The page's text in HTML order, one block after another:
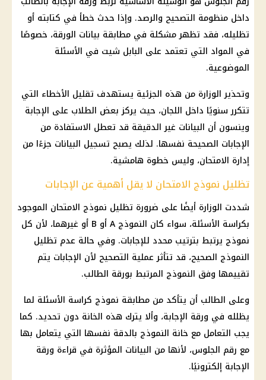
داخل منظومة التصحيح والرصد. وإذا حدث خطأ في كتابته أو
تظليله، فقد تظهر مشكلة في مطابقة بيانات الورقة، خصوصًا
في المواد التي تعتمد على البابل شيت في الأسئلة
الموضوعية.
وتحذير الوزارة من هذه الجزئية يستهدف تقليل الأخطاء التي
تتكرر سنويًا داخل اللجان، حيث يركز بعض الطلاب على الإجابة
وينسون أن البيانات غير الدقيقة قد تعطل الاستفادة من
الإجابات الصحيحة نفسها. لذلك يصبح تسجيل البيانات جزءًا من
إدارة الامتحان، وليس خطوة هامشية.
تظليل نموذج الامتحان لا يقل أهمية عن الإجابات
شددت الوزارة أيضًا على ضرورة تظليل نموذج الامتحان الموجود
بكراسة الأسئلة، سواء كان النموذج A أو B أو غيرهما، لأن كل
نموذج يرتبط بترتيب محدد للإجابات. وفي حالة عدم تظليل
النموذج الصحيح، قد تتأثر عملية التصحيح لأن الإجابات يتم
تقييمها وفق النموذج المرتبط بورقة الطالب.
وعلى الطالب أن يتأكد من مطابقة نموذج كراسة الأسئلة لما
يظلله في ورقة الإجابة، وألا يترك هذه الخانة دون تحديد. كما
يجب التعامل مع خانة النموذج بالدقة نفسها التي يتعامل بها
مع رقم الجلوس، لأنها من البيانات المؤثرة في قراءة ورقة
الإجابة إلكترونيًا.